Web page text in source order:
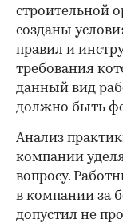
строительной
созданы
правил и
требования
данный вид
должно быть
Анализ
компании
вопросу.
в компании за
допустил не